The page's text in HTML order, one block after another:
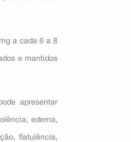
a cada 6 a 8
e mantidos
apresentar
edema,
flatulência,